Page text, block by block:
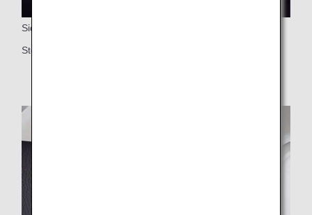
Sidobord
Stort sidobord